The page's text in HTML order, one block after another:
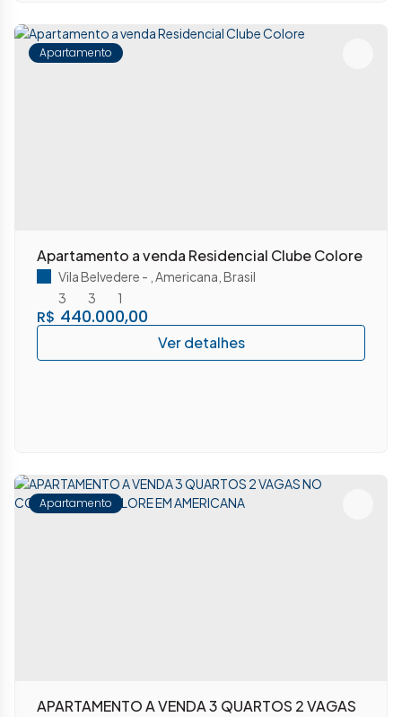
Apartamento
Apartamento a venda Residencial Clube Colore
R$ 440.000,00
Vila Belvedere Americana Brasil
3
3 1
Apartamento
APARTAMENTO A VENDA 3 QUARTOS 2 VAGAS